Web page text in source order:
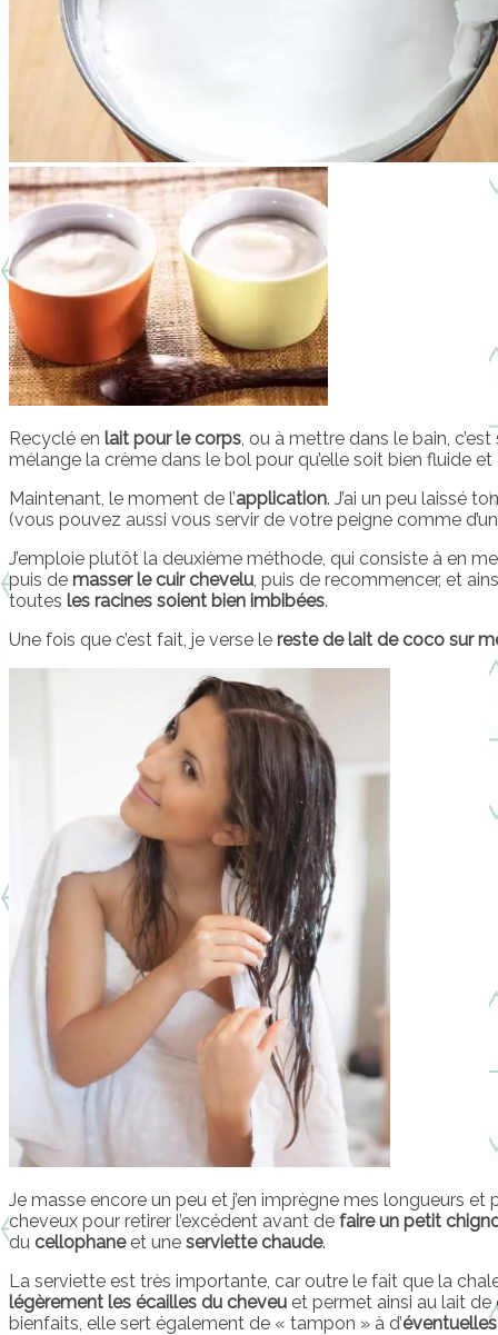
Recyclé en lait pour le corps, ou à mettre dans le bain, c’est
mélange la crème dans le bol pour qu’elle soit bien fluide et
Maintenant, le moment de l’application. J’ai un peu laissé
(vous pouvez aussi vous servir de votre peigne comme
J’emploie plutôt la deuxième méthode, qui consiste à en
puis de masser le cuir chevelu, puis de recommencer, et
toutes les racines soient bien imbibées.
Une fois que c’est fait, je verse le reste de lait de coco sur
Je masse encore un peu et j’en imprègne mes longueurs et
cheveux pour retirer l’excédent avant de faire un petit
du cellophaneet une serviette chaude.
La serviette est très importante, car outre le fait que la
légèrement les écailles du cheveu et permet ainsi au lait de
bienfaits, elle sert également de « tampon » à d’